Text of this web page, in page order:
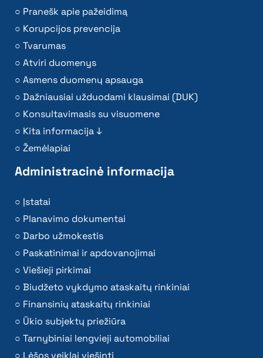
Pranešk apie pažeidimą
Korupcijos prevencija
Tvarumas
Atviri duomenys
Asmens duomenų apsauga
Dažniausiai užduodami klausimai (DUK)
Konsultavimasis su visuomene
Kita informacija ↓
Žemėlapiai
Administracinė informacija
Įstatai
Planavimo dokumentai
Darbo užmokestis
Paskatinimai ir apdovanojimai
Viešieji pirkimai
Biudžeto vykdymo ataskaitų rinkiniai
Finansinių ataskaitų rinkiniai
Ūkio subjektų priežiūra
Tarnybiniai lengvieji automobiliai
Lėšos veiklai viešinti